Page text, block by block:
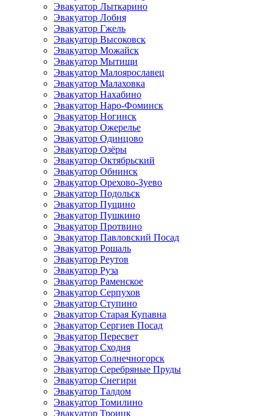
Эвакуатор Лыткарино
Эвакуатор Лобня
Эвакуатор Гжель
Эвакуатор Высоковск
Эвакуатор Можайск
Эвакуатор Мытищи
Эвакуатор Малоярославец
Эвакуатор Малаховка
Эвакуатор Нахабино
Эвакуатор Наро-Фоминск
Эвакуатор Ногинск
Эвакуатор Ожерелье
Эвакуатор Одинцово
Эвакуатор Озёры
Эвакуатор Октябрьский
Эвакуатор Обнинск
Эвакуатор Орехово-Зуево
Эвакуатор Подольск
Эвакуатор Пущино
Эвакуатор Пушкино
Эвакуатор Протвино
Эвакуатор Павловский Посад
Эвакуатор Рошаль
Эвакуатор Реутов
Эвакуатор Руза
Эвакуатор Раменское
Эвакуатор Серпухов
Эвакуатор Ступино
Эвакуатор Старая Купавна
Эвакуатор Сергиев Посад
Эвакуатор Пересвет
Эвакуатор Сходня
Эвакуатор Солнечногорск
Эвакуатор Серебряные Пруды
Эвакуатор Снегири
Эвакуатор Талдом
Эвакуатор Томилино
Эвакуатор Троицк